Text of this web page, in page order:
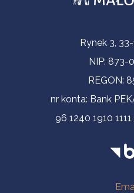
Informacje kontaktowe
Rynek 3,
NIP: 873-
REGON:
nr konta: Bank
96 1240 1910